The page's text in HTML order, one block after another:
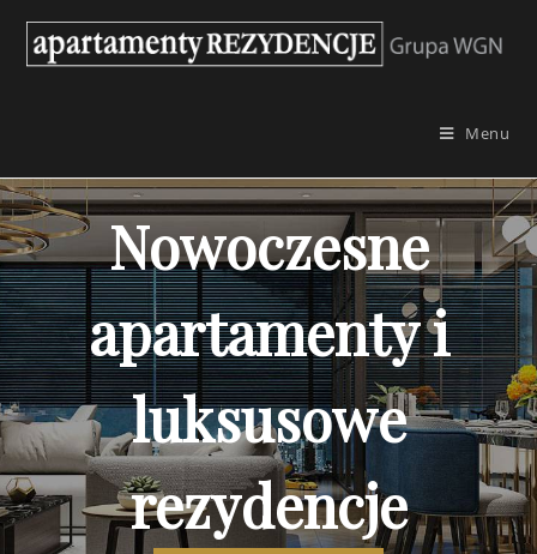
content
Menu
Nowoczesne
apartamenty i
luksusowe
rezydencje